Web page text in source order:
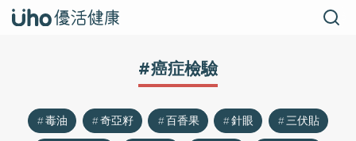
#癌症檢驗
毒油 奇亞籽 百香果 針眼
三伏貼